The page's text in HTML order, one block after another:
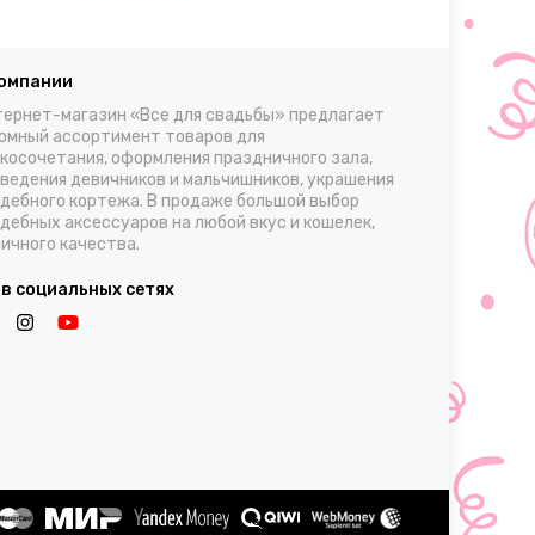
магазин «Все для свадьбы» предлагает
ассортимент товаров для
оформления праздничного зала,
девичников и мальчишников, украшения
кортежа. В продаже большой выбор
аксессуаров на любой вкус и кошелек,
качества.
социальных сетях